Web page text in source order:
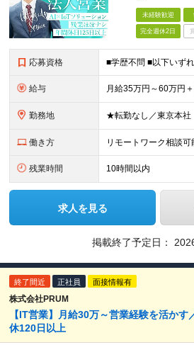
未経験歓迎
完全週休2日
応募資格
給与
勤務地
働き方 リモートワーク相談可
残業時間 10時間以内
求人を見る
掲載終了予定日：
終了間近 正社員 面接情報有
株式会社PRUM
【IT営業】月給30万～営業経験を活か
休120日以上